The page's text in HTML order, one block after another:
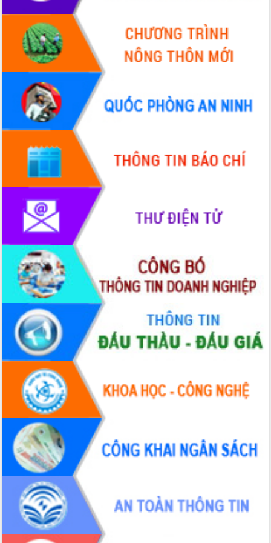
Lễ truy điệu và an táng hài cốt liệt sĩ
tại Nghĩa trang Liệt sĩ xã Sơn Hòa
Bàn giải pháp tháo gỡ khó khăn trong
xuất khẩu sầu riêng và triển khai quy
định EUDR
Thứ trưởng Bộ Nông nghiệp và Môi
trường Nguyễn Hoàng Hiệp khảo sát
vùng trồng và doanh nghiệp đóng gói
sầu riêng tại Đắk Lắk
Trình diễn nghệ thuật chế biến các
Đắk Lắk công bố Quy hoạch và xúc
tiến đầu tư tỉnh
Ngành cá ngừ Đắk Lắk chủ động thích
ứng để giữ vững thị trường xuất khẩu
Diễn đàn Kinh tế tư nhân Việt Nam đột
phá cơ chế - Hợp tác công tư
Đề án 06 tạo bước ngoặt đột phá trong
cải cách hành chính tỉnh Đắk Lắk
Kết nối tour, đẩy mạnh chuyển đổi số
để phát triển du lịch Đắk Lắk
Khởi động Dự án Đầu tư xây dựng hạ
tầng kỹ thuật Cụm công nghiệp Tân
Tiến
Gặp mặt các cơ quan báo chí nhân Kỷ
niệm 101 năm Ngày Báo chí Cách
mạng Việt Nam
Đắk Lắk sơ kết 4 năm triển khai thực
hiện Đề án 06 của Chính phủ
Họp báo thông tin về Hội nghị Công bố
Quy hoạch và Xúc tiến đầu tư tỉnh Đắk
Khơi thông điểm nghẽn, đẩy nhanh
giải ngân vốn khắc phục thiên tai
HĐND tỉnh thông qua điều chỉnh Quy
hoạch tỉnh thời kỳ 2021-2030
Hội thảo góp ý hồ sơ điều chỉnh quy
hoạch tỉnh Đắk Lắk thời kỳ 2021-2030,
tầm nhìn đến năm 2050
Nâng cao hiệu quả hoạt động của các